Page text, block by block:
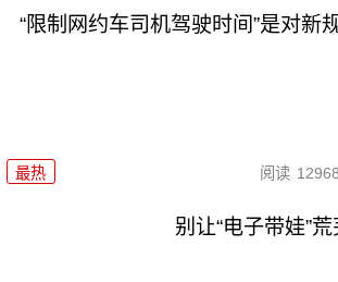
“限制网约车司机驾驶时间”是对新
最热 阅读 12968
别让“电子带娃”